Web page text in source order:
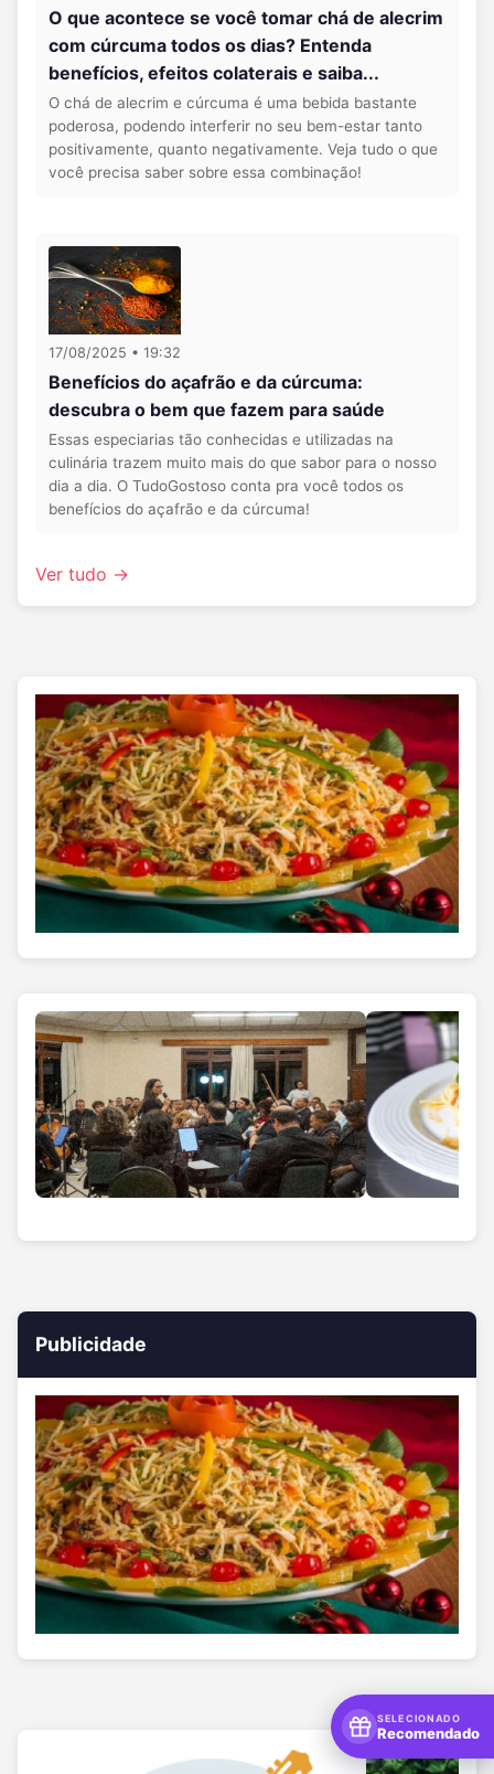
O que acontece se você tomar chá de alecrim
com cúrcuma todos os dias? Entenda
benefícios, efeitos colaterais e saiba...
O chá de alecrim e cúrcuma é uma bebida bastante
poderosa, podendo interferir no seu bem-estar tanto
positivamente, quanto negativamente. Veja tudo o que
você precisa saber sobre essa combinação!
17/08/2025 • 19:32
Benefícios do açafrão e da cúrcuma:
descubra o bem que fazem para saúde
Essas especiarias tão conhecidas e utilizadas na
culinária trazem muito mais do que sabor para o nosso
dia a dia. O TudoGostoso conta pra você todos os
benefícios do açafrão e da cúrcuma!
Ver tudo →
Publicidade
SELECIONADO
Recomendado